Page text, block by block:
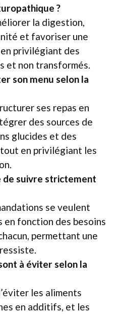
?
la digestion,
et favoriser une
privilégiant des
et non transformés.
son menu selon la
ses repas en
des sources de
glucides et des
en privilégiant les
de suivre strictement
se veulent
en fonction des besoins
permettant une
à éviter selon la
les aliments
en additifs, et les